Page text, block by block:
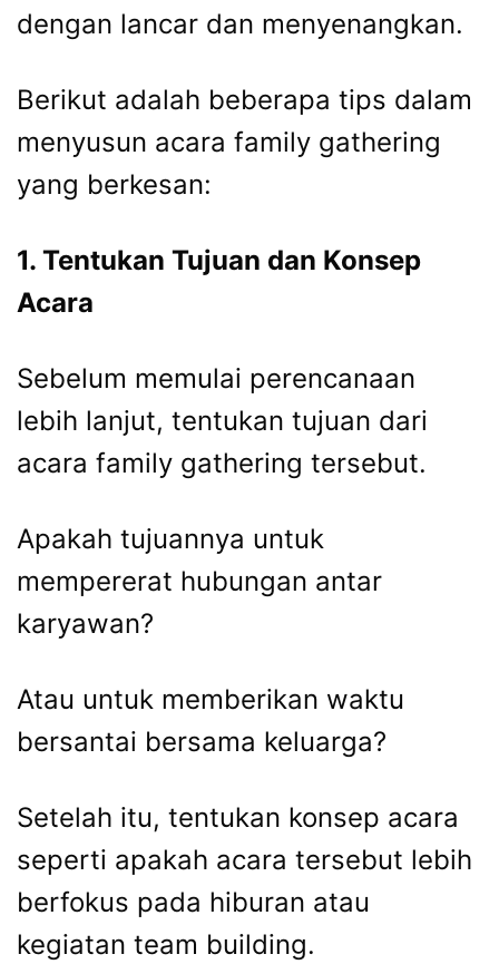
dengan lancar dan menyenangkan.
Berikut adalah beberapa tips dalam
menyusun acara family gathering
yang berkesan:
1. Tentukan Tujuan dan Konsep
Acara
Sebelum memulai perencanaan
lebih lanjut, tentukan tujuan dari
acara family gathering tersebut.
Apakah tujuannya untuk
mempererat hubungan antar
karyawan?
Atau untuk memberikan waktu
bersantai bersama keluarga?
Setelah itu, tentukan konsep acara
seperti apakah acara tersebut lebih
berfokus pada hiburan atau
kegiatan team building.